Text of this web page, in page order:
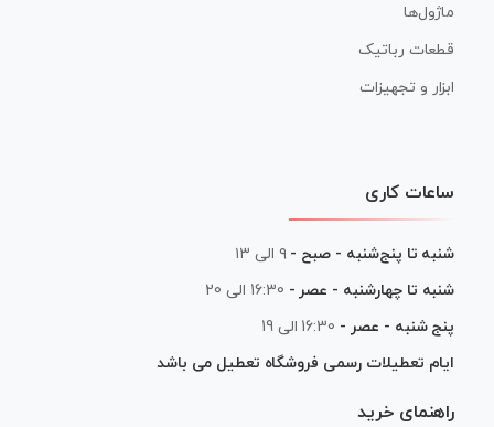
ماژول‌ها
قطعات رباتیک
ابزار و تجهیزات
ساعات کاری
شنبه تا پنج‌شنبه - صبح - ۹ الی ۱۳
شنبه تا چهارشنبه - عصر - 16:30 الی 20
پنج شنبه - عصر - 16:30 الی 19
ایام تعطیلات رسمی فروشگاه تعطیل می باشد
راهنمای خرید